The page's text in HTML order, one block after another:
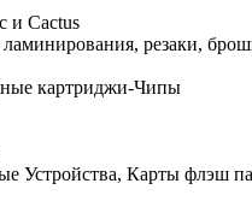
и Cactus
резаки,
картриджи-Чипы
Устройства, Карты флэш